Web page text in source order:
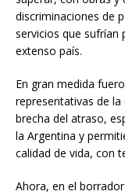
discriminaciones de
servicios que sufrían
extenso país.
En gran medida
representativas de
brecha del atraso,
la Argentina y
calidad de vida, con
Ahora, en el